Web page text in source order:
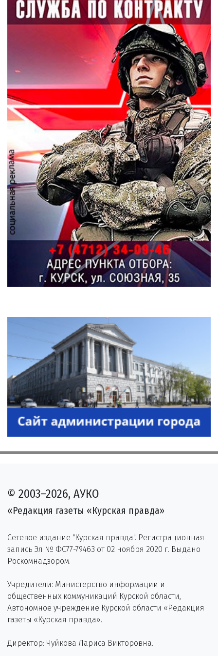
© 2003–2026, АУКО
«Редакция газеты «Курская правда»
Сетевое издание "Курская правда". Регистрационная
запись Эл № ФС77-79463 от 02 ноября 2020 г. Выдано
Роскомнадзором.
Учредители: Министерство информации и
общественных коммуникаций Курской области,
Автономное учреждение Курской области «Редакция
газеты «Курская правда».
Директор: Чуйкова Лариса Викторовна.